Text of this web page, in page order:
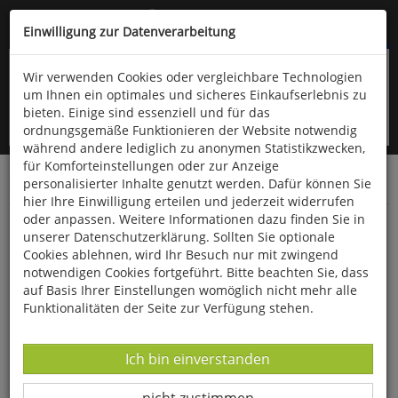
Kompletten Head der Seite überspringen
oder (06766) 9323-960
Startseite Technik & Freizeit Spiel & Spaß Diverses
Klettermax »Climbi«
Einwilligung zur Datenverarbeitung
Wir verwenden Cookies oder vergleichbare Technologien
um Ihnen ein optimales und sicheres Einkaufserlebnis zu
bieten. Einige sind essenziell und für das
ordnungsgemäße Funktionieren der Website notwendig
während andere lediglich zu anonymen Statistikzwecken,
für Komforteinstellungen oder zur Anzeige
personalisierter Inhalte genutzt werden. Dafür können Sie
hier Ihre Einwilligung erteilen und jederzeit widerrufen
oder anpassen. Weitere Informationen dazu finden Sie in
unserer Datenschutzerklärung. Sollten Sie optionale
Cookies ablehnen, wird Ihr Besuch nur mit zwingend
notwendigen Cookies fortgeführt. Bitte beachten Sie, dass
auf Basis Ihrer Einstellungen womöglich nicht mehr alle
Funktionalitäten der Seite zur Verfügung stehen.
Datenverarbeitung -
Ich bin einverstanden